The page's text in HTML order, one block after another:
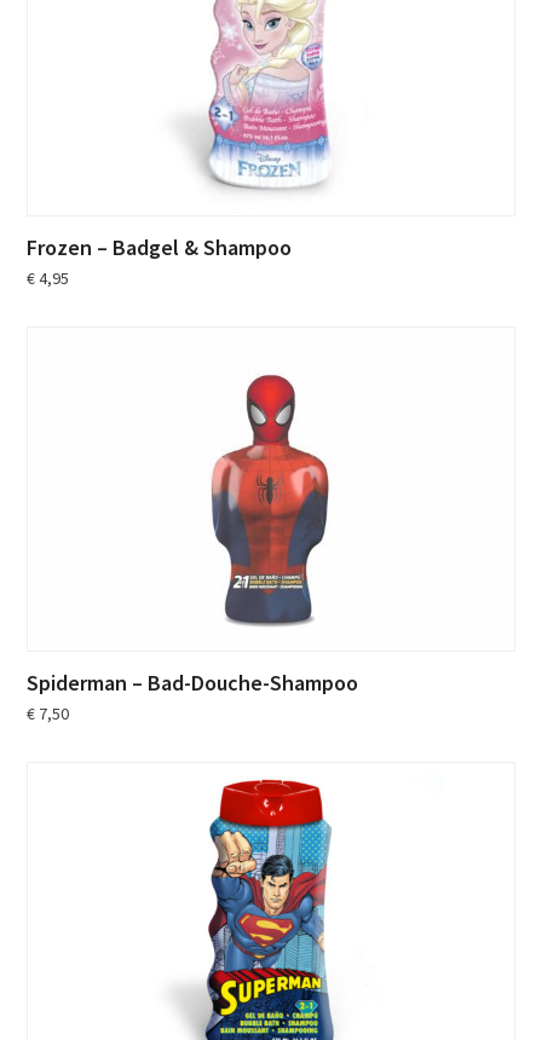
Frozen – Badgel & Shampoo
€4,95
Spiderman – Bad-Douche-Shampoo
€ 7,50